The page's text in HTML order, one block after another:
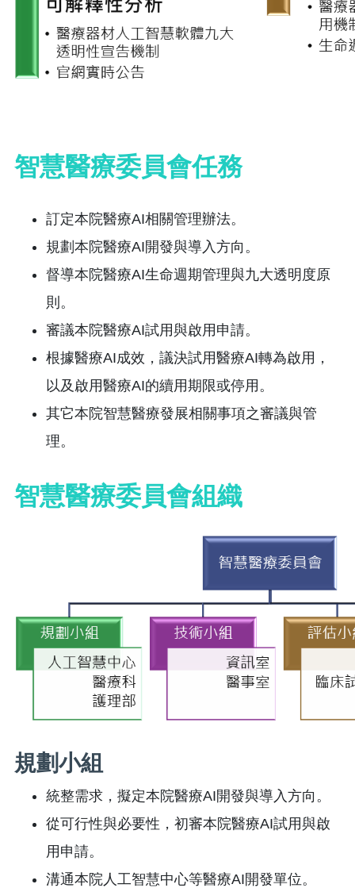
智慧醫療委員會任務
訂定本院醫療AI相關管理辦法。
規劃本院醫療AI開發與導入方向。
督導本院醫療AI生命週期管理與九大透明度原
則。
審議本院醫療AI試用與啟用申請。
根據醫療AI成效，議決試用醫療AI轉為啟用，
以及啟用醫療AI的續用期限或停用。
其它本院智慧醫療發展相關事項之審議與管
理。
智慧醫療委員會組織
規劃小組
統整需求，擬定本院醫療AI開發與導入方向。
從可行性與必要性，初審本院醫療AI試用與啟
用申請。
溝通本院人工智慧中心等醫療AI開發單位。